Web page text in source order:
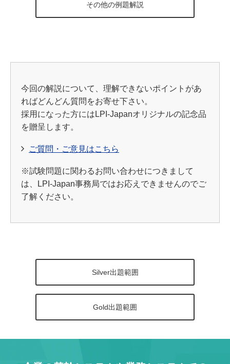
その他の例題解説
今回の解説について、理解できないポイントがあ
ればどんどん質問をお寄せ下さい。
採用になった方にはLPI-Japanオリジナルの記念品
を贈呈します。
ご質問・ご意見はこちら
※試験問題に関わるお問い合わせにつきまして
は、LPI-Japan事務局ではお応えできませんのでご
了解ください。
Silver出題範囲
Gold出題範囲